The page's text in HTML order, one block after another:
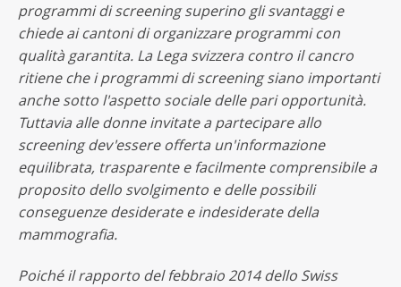
programmi di screening superino gli svantaggi e
chiede ai cantoni di organizzare programmi con
qualità garantita. La Lega svizzera contro il cancro
ritiene che i programmi di screening siano importanti
anche sotto l'aspetto sociale delle pari opportunità.
Tuttavia alle donne invitate a partecipare allo
screening dev'essere offerta un'informazione
equilibrata, trasparente e facilmente comprensibile a
proposito dello svolgimento e delle possibili
conseguenze desiderate e indesiderate della
mammografia.
Poiché il rapporto del febbraio 2014 dello Swiss